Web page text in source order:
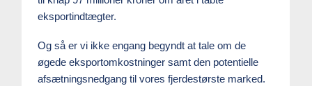
eksportindtægter.
Og så er vi ikke engang begyndt at tale om de
øgede eksportomkostninger samt den potentielle
afsætningsnedgang til vores fjerdestørste marked.